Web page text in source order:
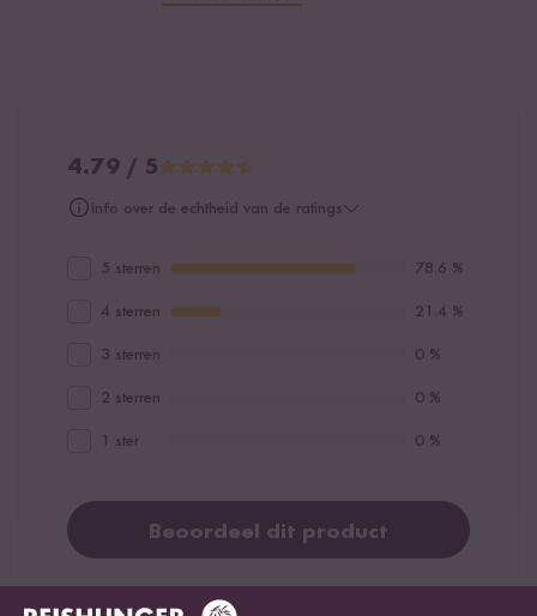
4.79 / 5
Info over de echtheid van de ratings
5 sterren 78.6 %
4 sterren 21.4 %
3 sterren 0 %
2 sterren 0 %
1 ster 0 %
Beoordeel dit product